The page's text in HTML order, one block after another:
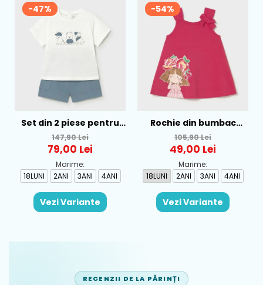
-47%
Set din 2 piese pentru
baieti Mayoral, Alb-
Albastru - 1665-31
147,90 Lei
79,00 Lei
Marime:
18LUNI
2ANI 3ANI 4ANI
Vezi Variante
-54%
Rochie din bumbac
pentru fete Mayoral,
Rosu - 1930-069
105,90 Lei
49,00 Lei
Marime:
18LUNI
2ANI 3ANI 4ANI
Vezi Variante
RECENZII DE LA PĂRINȚI